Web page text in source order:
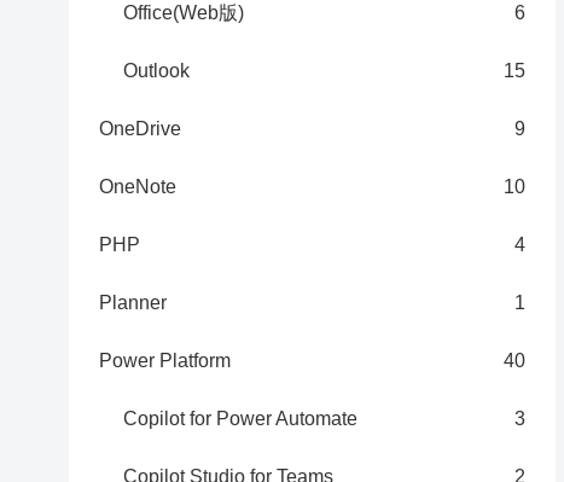
Office(Web版) 6
Outlook 15
OneDrive 9
OneNote 10
PHP 4
Planner 1
Power Platform 40
Copilot for Power Automate 3
Copilot Studio for Teams 2